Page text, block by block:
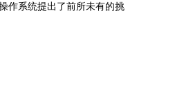
作系统提出了前所未有的挑